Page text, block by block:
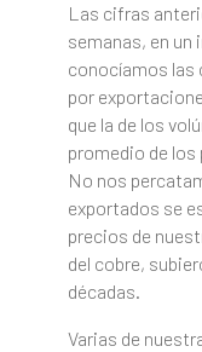
Las cifras
semanas, en un
conocíamos las
por
que la de los
promedio de los
No nos
exportados se
precios de
del cobre,
décadas.
Varias de